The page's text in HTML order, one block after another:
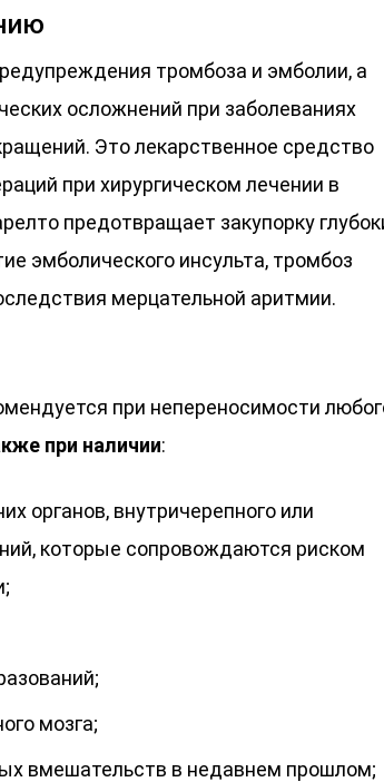
тромбоза и эмболии, а
осложнений при заболеваниях
Это лекарственное средство
при хирургическом лечении в
предотвращает закупорку
эмболического инсульта, тромбоз
мерцательной аритмии.
при непереносимости
при наличии:
органов, внутричерепного или
которые сопровождаются риском
мозга;
вмешательств в недавнем прошлом;